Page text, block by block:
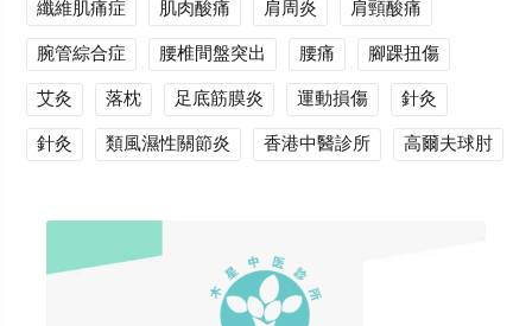
纖維肌痛症
肌肉酸痛 肩周炎
肩頸酸痛
腕管綜合症
腰椎間盤突出 腰痛
腳踝扭傷
艾灸
落枕 足底筋膜炎 運動損傷
針灸
針灸
類風濕性關節炎 香港中醫診所 高爾夫球肘